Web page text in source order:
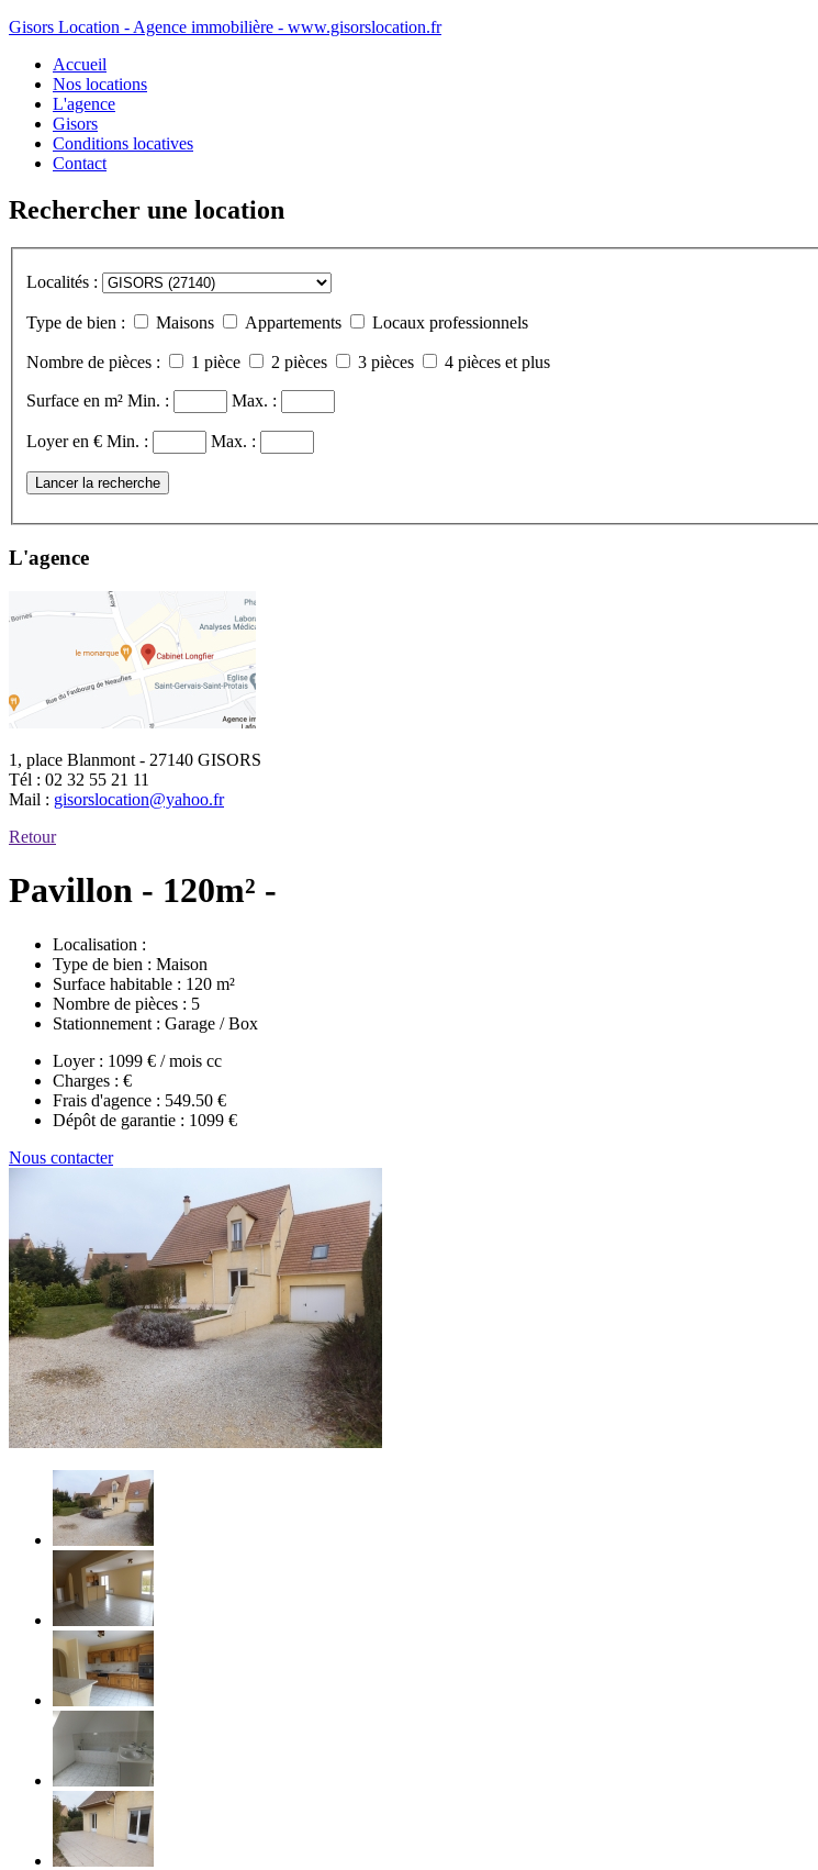
Gisors Location - Agence immobilière - www.gisorslocation.fr
Accueil
Nos locations
L'agence
Gisors
Conditions locatives
Contact
Rechercher une location
Localités :
Type de bien : Maisons Appartements Locaux professionnels
Nombre de pièces : 1 pièce 2 pièces 3 pièces 4 pièces et plus
Surface en m² Min. : Max. :
Loyer en € Min. : Max. :
Lancer la recherche
L'agence
1, place Blanmont - 27140 GISORS
Tél : 02 32 55 21 11
Mail : gisorslocation@yahoo.fr
Retour
Pavillon - 120m² -
Localisation :
Type de bien : Maison
Surface habitable : 120 m²
Nombre de pièces : 5
Stationnement : Garage / Box
Loyer : 1099 € / mois cc
Charges : €
Frais d'agence : 549.50 €
Dépôt de garantie : 1099 €
Nous contacter